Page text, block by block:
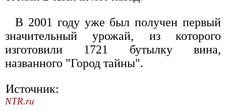
В 2001 году уже был получен первый
значительный урожай, из которого
изготовили 1721 бутылку вина,
названного "Город тайны".
Источник:
NTR.ru